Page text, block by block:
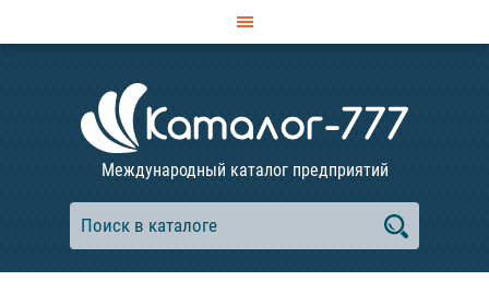
Международный каталог предприятий